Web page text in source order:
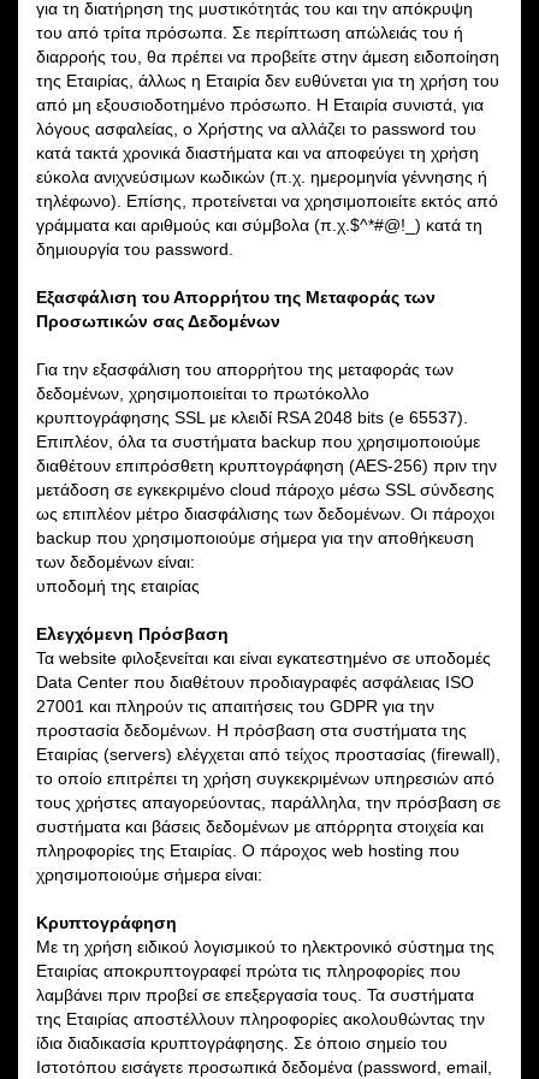
για τη διατήρηση της μυστικότητάς του και την απόκρυψη
του από τρίτα πρόσωπα. Σε περίπτωση απώλειάς του ή
διαρροής του, θα πρέπει να προβείτε στην άμεση ειδοποίηση
της Εταιρίας, άλλως η Εταιρία δεν ευθύνεται για τη χρήση του
από μη εξουσιοδοτημένο πρόσωπο. Η Εταιρία συνιστά, για
λόγους ασφαλείας, ο Χρήστης να αλλάζει το password του
κατά τακτά χρονικά διαστήματα και να αποφεύγει τη χρήση
εύκολα ανιχνεύσιμων κωδικών (π.χ. ημερομηνία γέννησης ή
τηλέφωνο). Επίσης, προτείνεται να χρησιμοποιείτε εκτός από
γράμματα και αριθμούς και σύμβολα (π.χ.$^*#@!_) κατά τη
δημιουργία του password.
Εξασφάλιση του Απορρήτου της Μεταφοράς των
Προσωπικών σας Δεδομένων
Για την εξασφάλιση του απορρήτου της μεταφοράς των
δεδομένων, χρησιμοποιείται το πρωτόκολλο
κρυπτογράφησης SSL με κλειδί RSA 2048 bits (e 65537).
Επιπλέον, όλα τα συστήματα backup που χρησιμοποιούμε
διαθέτουν επιπρόσθετη κρυπτογράφηση (AES-256) πριν την
μετάδοση σε εγκεκριμένο cloud πάροχο μέσω SSL σύνδεσης
ως επιπλέον μέτρο διασφάλισης των δεδομένων. Οι πάροχοι
backup που χρησιμοποιούμε σήμερα για την αποθήκευση
των δεδομένων είναι:
υποδομή της εταιρίας
Ελεγχόμενη Πρόσβαση
Τα website φιλοξενείται και είναι εγκατεστημένο σε υποδομές
Data Center που διαθέτουν προδιαγραφές ασφάλειας ISO
27001 και πληρούν τις απαιτήσεις του GDPR για την
προστασία δεδομένων. Η πρόσβαση στα συστήματα της
Εταιρίας (servers) ελέγχεται από τείχος προστασίας (firewall),
το οποίο επιτρέπει τη χρήση συγκεκριμένων υπηρεσιών από
τους χρήστες απαγορεύοντας, παράλληλα, την πρόσβαση σε
συστήματα και βάσεις δεδομένων με απόρρητα στοιχεία και
πληροφορίες της Εταιρίας. Ο πάροχος web hosting που
χρησιμοποιούμε σήμερα είναι:
Κρυπτογράφηση
Με τη χρήση ειδικού λογισμικού το ηλεκτρονικό σύστημα της
Εταιρίας αποκρυπτογραφεί πρώτα τις πληροφορίες που
λαμβάνει πριν προβεί σε επεξεργασία τους. Τα συστήματα
της Εταιρίας αποστέλλουν πληροφορίες ακολουθώντας την
ίδια διαδικασία κρυπτογράφησης. Σε όποιο σημείο του
Ιστοτόπου εισάγετε προσωπικά δεδομένα (password, email,